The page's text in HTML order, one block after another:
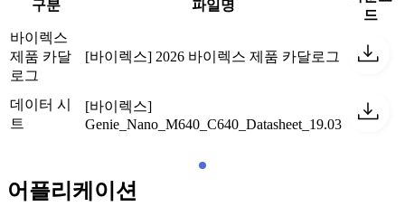
구분 파일명
드
바이렉스
제품 카달
로그
[바이렉스] 2026 바이렉스 제품 카달로그
데이터 시
트
[바이렉스]
Genie_Nano_M640_C640_Datasheet_19.03
어플리케이션